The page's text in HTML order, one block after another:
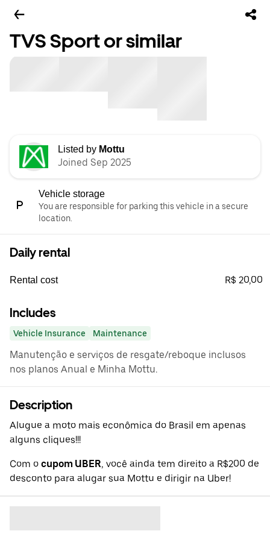
TVS Sport or similar
Listed by Mottu
Joined Sep 2025
Vehicle storage
You are responsible for parking this vehicle in a secure
location.
Daily rental
Rental cost R$ 20,00
Includes
Vehicle Insurance Maintenance
Manutenção e serviços de resgate/reboque inclusos
nos planos Anual e Minha Mottu.
Description
Alugue a moto mais econômica do Brasil em apenas
alguns cliques!!!
Com o cupom UBER, você ainda tem direito a R$200 de
desconto para alugar sua Mottu e dirigir na Uber!